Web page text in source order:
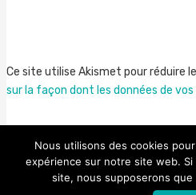
Ce site utilise Akismet pour réduire
sur la façon dont les données de
Nous utilisons des cookies
expérience sur notre site web.
site, nous supposerons